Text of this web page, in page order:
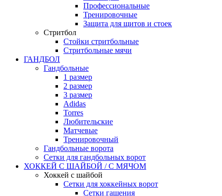
Профессиональные
Тренировочные
Защита для щитов и стоек
Стритбол
Стойки стритбольные
Стритбольные мячи
ГАНДБОЛ
Гандбольные
1 размер
2 размер
3 размер
Adidas
Torres
Любительские
Матчевые
Тренировочный
Гандбольные ворота
Сетки для гандбольных ворот
ХОККЕЙ С ШАЙБОЙ / С МЯЧОМ
Хоккей с шайбой
Сетки для хоккейных ворот
Сетки гашения